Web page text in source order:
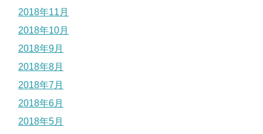
2018年11月
2018年10月
2018年9月
2018年8月
2018年7月
2018年6月
2018年5月